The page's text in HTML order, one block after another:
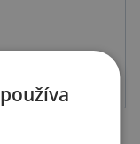
z koženky,